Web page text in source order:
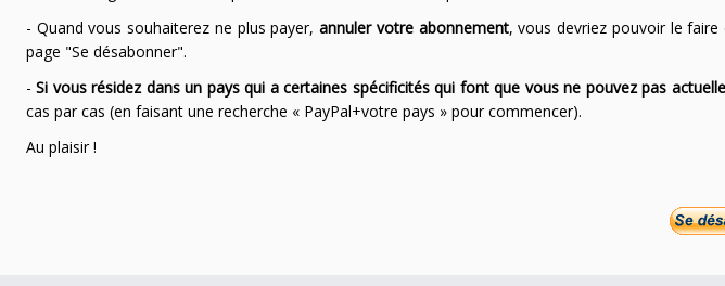
- Quand vous souhaiterez ne plus payer,annuler votre abonnement, vous devriez pouvoir le
page "Se désabonner".
-Si vous résidez dans un pays qui a certaines spécificités qui font que vous ne pouvez pas
cas par cas (en faisant une recherche « PayPal+votre pays » pour commencer).
Au plaisir !